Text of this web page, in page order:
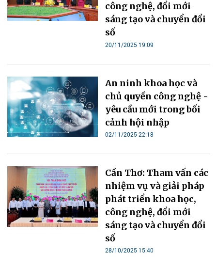
công nghệ, đổi mới
sáng tạo và chuyển đổi
số
20/11/2025 19:09
An ninh khoa học và
chủ quyền công nghệ -
yêu cầu mới trong bối
cảnh hội nhập
02/11/2025 22:18
Cần Thơ: Tham vấn các
nhiệm vụ và giải pháp
phát triển khoa học,
công nghệ, đổi mới
sáng tạo và chuyển đổi
số
28/10/2025 15:40